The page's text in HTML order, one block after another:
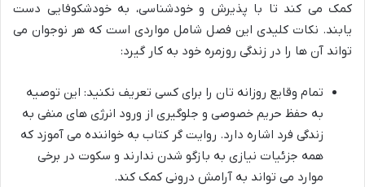
کمک می کند تا با پذیرش و خودشناسی، به خودشکوفایی دست
یابند. نکات کلیدی این فصل شامل مواردی است که هر نوجوان می
تواند آن ها را در زندگی روزمره خود به کار گیرد:
تمام وقایع روزانه تان را برای کسی تعریف نکنید: این توصیه
به حفظ حریم خصوصی و جلوگیری از ورود انرژی های منفی به
زندگی فرد اشاره دارد. روایت گر کتاب به خواننده می آموزد که
همه جزئیات نیازی به بازگو شدن ندارند و سکوت در برخی
موارد می تواند به آرامش درونی کمک کند.